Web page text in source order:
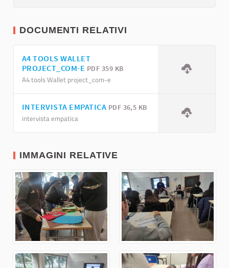
DOCUMENTI RELATIVI
A4 TOOLS WALLET
PROJECT_COM-E PDF 359 KB
A4 tools Wallet project_com-e
INTERVISTA EMPATICA PDF 36,5 KB
intervista empatica
IMMAGINI RELATIVE